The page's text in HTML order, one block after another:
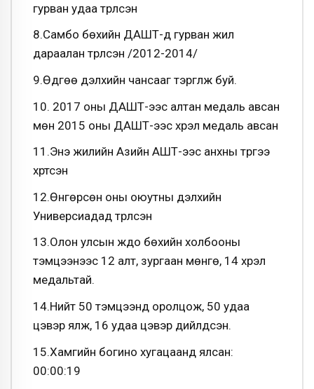
гурван удаа түрүүлсэн
8.Самбо бөхийн ДАШТ-д гурван жил
дараалан түрүүлсэн /2012-2014/
9.Өдгөө дэлхийн чансааг тэргүүлж буй.
10. 2017 оны ДАШТ-ээс алтан медаль авсан
мөн 2015 оны ДАШТ-ээс хүрэл медаль авсан
11.Энэ жилийн Азийн АШТ-ээс анхны түрүүгээ
хүртсэн
12.Өнгөрсөн оны оюутны дэлхийн
Универсиадад түрүүлсэн
13.Олон улсын жүдо бөхийн холбооны
тэмцээнээс 12 алт, зургаан мөнгө, 14 хүрэл
медальтай.
14.Нийт 50 тэмцээнд оролцож, 50 удаа
цэвэр ялж, 16 удаа цэвэр дийлдсэн.
15.Хамгийн богино хугацаанд ялсан:
00:00:19